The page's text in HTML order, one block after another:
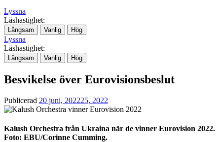
Lyssna
Läshastighet:
Långsam Vanlig Hög
Lyssna
Läshastighet:
Långsam Vanlig Hög
Besvikelse över Eurovisionsbeslut
Publicerad 20 juni, 202225, 2022
Kalush Orchestra från Ukraina när de vinner Eurovision 2022.
Foto: EBU/Corinne Cumming.